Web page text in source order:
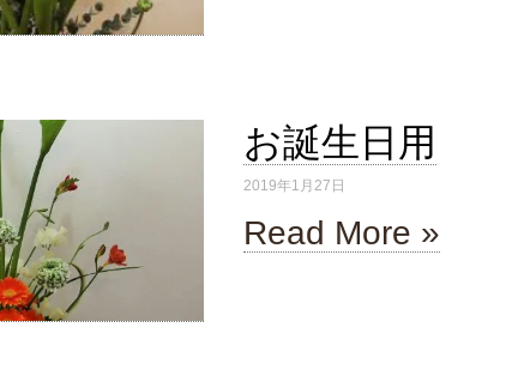
お誕生日用
2019年1月27日
Read More »